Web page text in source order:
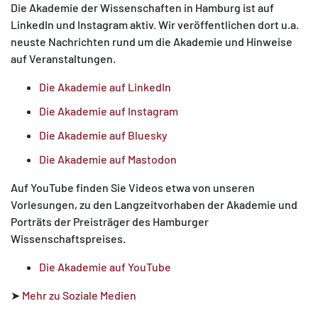
Die Akademie der Wissenschaften in Hamburg ist auf
LinkedIn und Instagram aktiv. Wir veröffentlichen dort u.a.
neuste Nachrichten rund um die Akademie und Hinweise
auf Veranstaltungen.
Die Akademie auf LinkedIn
Die Akademie auf Instagram
Die Akademie auf Bluesky
Die Akademie auf Mastodon
Auf YouTube finden Sie Videos etwa von unseren
Vorlesungen, zu den Langzeitvorhaben der Akademie und
Porträts der Preisträger des Hamburger
Wissenschaftspreises.
Die Akademie auf YouTube
➤ Mehr zu Soziale Medien